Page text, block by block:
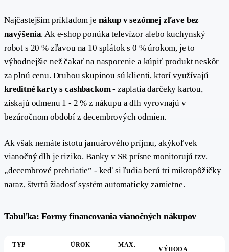
Najčastejším príkladom je nákup v sezónnej zľave bez
navýšenia. Ak e-shop ponúka televízor alebo kuchynský
robot s 20 % zľavou na 10 splátok s 0 % úrokom, je to
výhodnejšie než čakať na nasporenie a kúpiť produkt neskôr
za plnú cenu. Druhou skupinou sú klienti, ktorí využívajú
kreditné karty s cashbackom- zaplatia darčeky kartou,
získajú odmenu 1 - 2 % z nákupu a dlh vyrovnajú v
bezúročnom období z decembrových odmien.
Ak však nemáte istotu januárového príjmu, akýkoľvek
vianočný dlh je riziko. Banky v SR prísne monitorujú tzv.
„decembrové prehriatie” - keď si ľudia berú tri mikropôžičky
naraz, štvrtú žiadosť systém automaticky zamietne.
Tabuľka: Formy financovania vianočných nákupov
TYP
ÚROK
MAX.
VÝHODA